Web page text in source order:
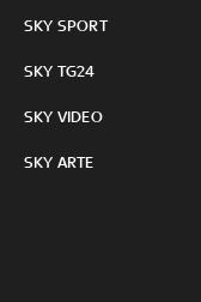
SKY SPORT
SKY TG24
SKY VIDEO
SKY ARTE